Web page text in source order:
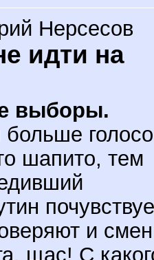
Нерсесов
идти на
выборы.
больше
шапито, тем
и
щас! С